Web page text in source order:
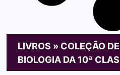
LIVROS » COLEÇÃO
BIOLOGIA DA 10ª